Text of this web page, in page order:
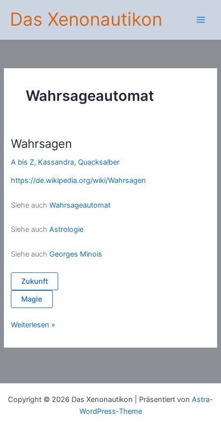
Inhalt
springen
Das Xenonautikon
Wahrsageautomat
Wahrsagen
A bis Z, Kassandra,Quacksalber
https://de.wikipedia.org/wiki/Wahrsagen
Siehe auchWahrsageautomat
Siehe auchAstrologie
Siehe auchGeorges Minois
Zukunft
Magie
Wahrsagen
Weiterlesen »
Copyright © 2026 Das Xenonautikon | Präsentiert von Astra-
WordPress-Theme